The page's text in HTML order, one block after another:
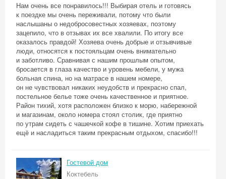
Нам очень все понравилось!!! Выбирая отель и готовясь
к поездке мы очень переживали, потому что были
наслышаны о недобросовестных хозяевах, поэтому
зацепило, что в отзывах их все хвалили. По итогу все
оказалось правдой! Хозяева очень добрые и отзывчивые
люди, относятся к постояльцам очень внимательно
и заботливо. Сравнивая с нашим прошлым опытом,
бросается в глаза качество и уровень мебели, у мужа
больная спина, но на матрасе в нашем номере,
он не чувствовал никаких неудобств и прекрасно спал,
постельное белье тоже очень качественное и приятное.
Район тихий, хотя расположен близко к морю, набережной
и магазинам, около номера стоял столик, где приятно
по утрам сидеть с чашечкой кофе в тишине. Хотим приехать
ещё и насладиться таким прекрасным отдыхом, спасибо!!!
Гостевой дом
Коктебель